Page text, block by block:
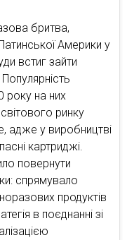
бритва,
Америки у
встиг зайти
року на них
ринку
адже у виробництві
картриджі.
повернути
спрямувало
продуктів
в поєднанні зі